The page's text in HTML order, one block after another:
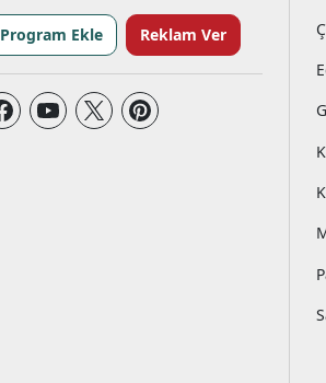
Program Ekle Reklam Ver